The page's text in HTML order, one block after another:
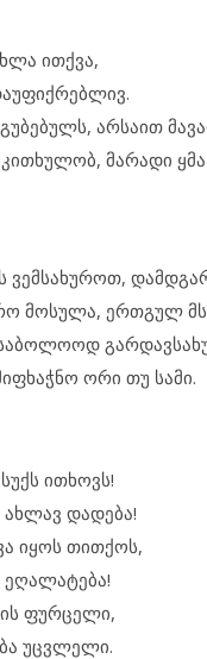
ითქვა,
არსაით
მარადი
მოსულა, ერთგულ
საბოლოოდ
ორი თუ სამი.
ითხოვს!
დადება!
იყოს თითქოს,
ფურცელი,
უცვლელი.